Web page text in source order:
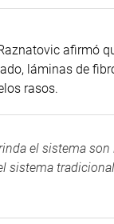
afirmó
láminas de
rasos.
el sistema
sistema